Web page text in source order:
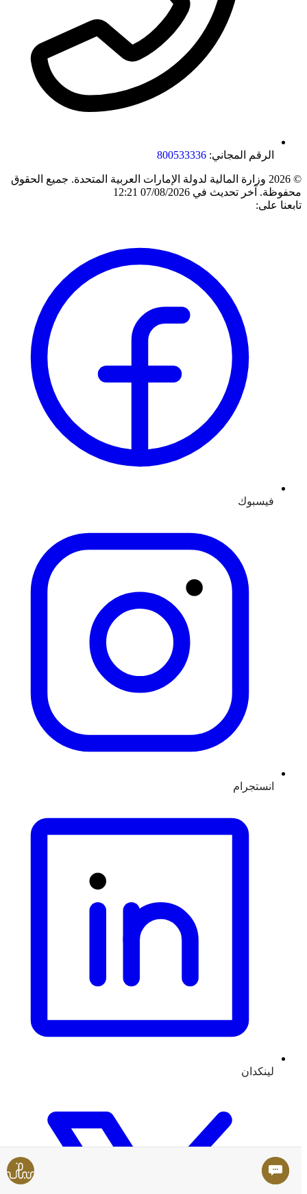
الرقم المجاني: 800533336
© 2026 وزارة المالية لدولة الإمارات العربية المتحدة. جميع الحقوق
محفوظة. آخر تحديث في 07/08/2026 12:21
تابعنا على:
فيسبوك
انستجرام
لينكدان